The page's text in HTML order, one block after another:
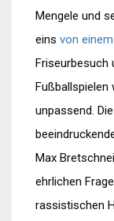
Mengele und
eins von
Friseurbesuch
Fußballspielen
unpassend.
Max
ehrlichen
rassistischen